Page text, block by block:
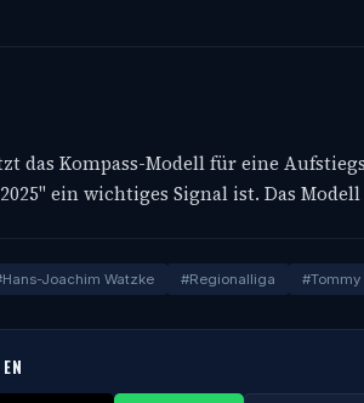
das Kompass-Modell für eine
ein wichtiges Signal ist. Das
Joachim Watzke #Regionalliga #Tommy